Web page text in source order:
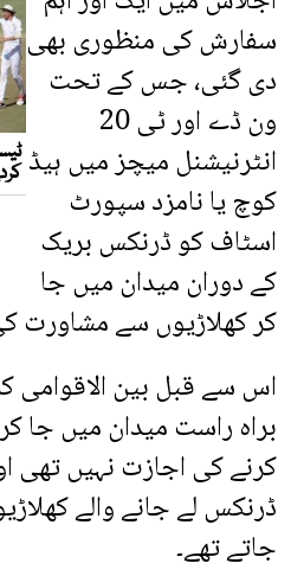
سفارش کی منظوری بھی
دی گئی، جس کے تحت
ون ڈے اور ٹی 20
انٹرنیشنل میچز میں ہیڈ
کوچ یا نامزد سپورٹ
اسٹاف کو ڈرنکس بریک
کے دوران میدان میں جا
کر کھلاڑیوں سے مشاورت
اس سے قبل بین
براہ راست میدان میں جا
کرنے کی اجازت نہیں تھی
ڈرنکس لے جانے والے
جاتے تھے۔